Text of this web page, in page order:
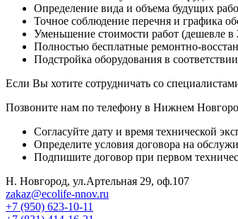
Определение вида и объема будущих
Точное соблюдение перечня и графика
Уменьшение стоимости работ (дешевле в
Полностью бесплатные ремонтно-
Подстройка оборудования в
Если Вы хотите сотрудничать со
Позвоните нам по телефону в Нижнем
Согласуйте дату и время технической
Определите условия договора на
Подпишите договор при первом
Н. Новгород, ул.Артельная 29, оф.107
zakaz@ecolife-nnov.ru
+7 (950) 623-10-11